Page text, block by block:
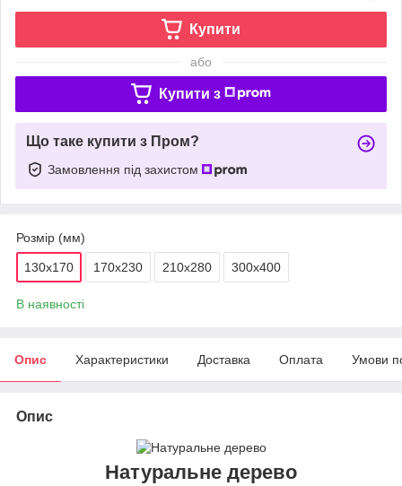
Купити
або
Купити з
Що таке купити з Пром?
Замовлення під захистом
Розмір (мм)
130х170 170х230 210х280 300х400
В наявності
Опис Характеристики Доставка Оплата Умови
Опис
Натуральне дерево